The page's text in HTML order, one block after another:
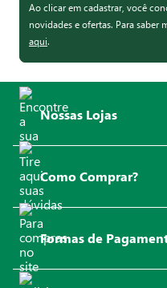
Ao clicar em cadastrar, você
novidades e ofertas. Para saber
aqui.
Nossas Lojas
Como Comprar?
Formas de